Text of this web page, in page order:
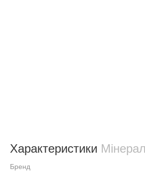
Характеристики
Бренд